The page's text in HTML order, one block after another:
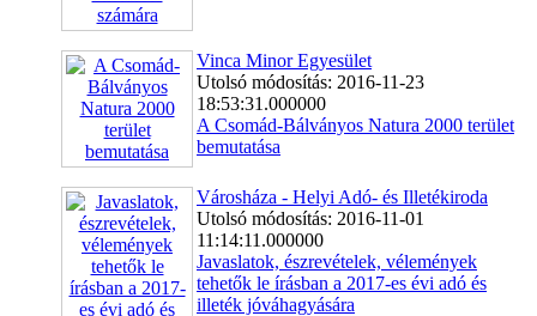
Vinca Minor Egyesület
Utolsó módosítás: 2016-11-23
18:53:31.000000
A Csomád-Bálványos Natura 2000 terület
bemutatása
Városháza - Helyi Adó- és Illetékiroda
Utolsó módosítás: 2016-11-01
11:14:11.000000
Javaslatok, észrevételek, vélemények
tehetők le írásban a 2017-es évi adó és
illeték jóváhagyására